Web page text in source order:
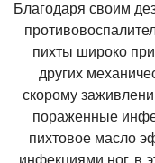
Благодаря своим
пихты широко
других
скорому
пораженные
пихтовое масло
инфекциями ног, в